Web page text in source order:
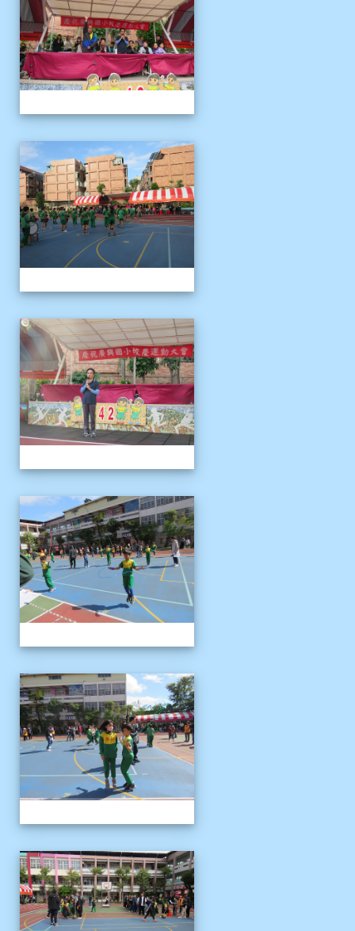
1121125運動會
1121125運動會
1121125運動會
1121125運動會
1121125運動會